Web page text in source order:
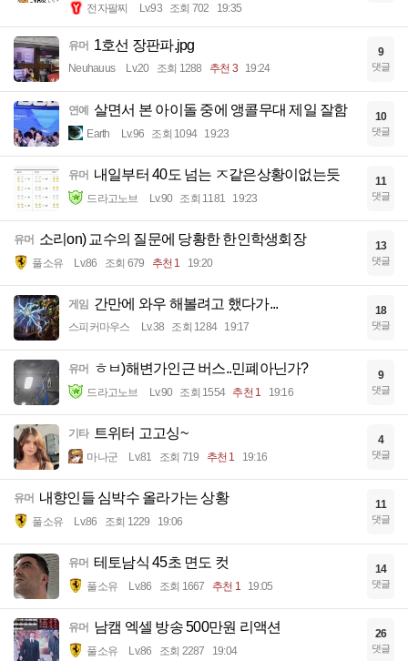
전자팔찌 Lv.93 조회 702 19:35
유머 1호선 장판파.jpg
Neuhauus Lv.20 조회 1288 추천 3 19:24
9
댓글
연예 살면서 본 아이돌 중에 앵콜무대 제일 잘함
Earth Lv.96 조회 1094 19:23
10
댓글
유머 내일부터 40도 넘는 ㅈ같은상황이없는듯
드라고노브 Lv.90 조회 1181 19:23
11
댓글
유머 소리on) 교수의 질문에 당황한 한인학생회장
풀소유 Lv.86 조회 679 추천 1 19:20
13
댓글
게임 간만에 와우 해볼려고 했다가...
스피커마우스 Lv.38 조회 1284 19:17
18
댓글
유머 ㅎㅂ)해변가인근 버스..민폐아닌가?
드라고노브 Lv.90 조회 1554 추천 1 19:16
9
댓글
기타 트위터 고고싱~
마나군 Lv.81 조회 719 추천 1 19:16
4
댓글
유머 내향인들 심박수 올라가는 상황
풀소유 Lv.86 조회 1229 19:06
11
댓글
유머 테토남식 45초 면도 컷
풀소유 Lv.86 조회 1667 추천 1 19:05
14
댓글
유머 남캠 엑셀 방송 500만원 리액션
풀소유 Lv.86 조회 2287 19:04
26
댓글